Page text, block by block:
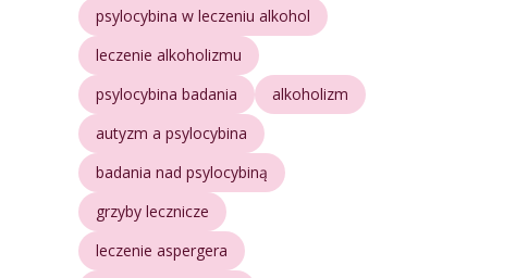
psylocybina w leczeniu alkohol
leczenie alkoholizmu
psylocybina badania
alkoholizm
autyzm a psylocybina
badania nad psylocybiną
grzyby lecznicze
leczenie aspergera